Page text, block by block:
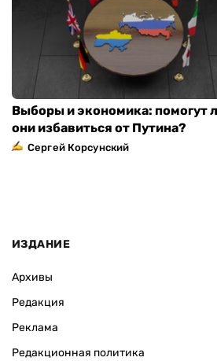
Выборы и экономика: помогут
они избавиться от Путина?
Сергей Корсунский
ИЗДАНИЕ
Архивы
Редакция
Реклама
Редакционная политика